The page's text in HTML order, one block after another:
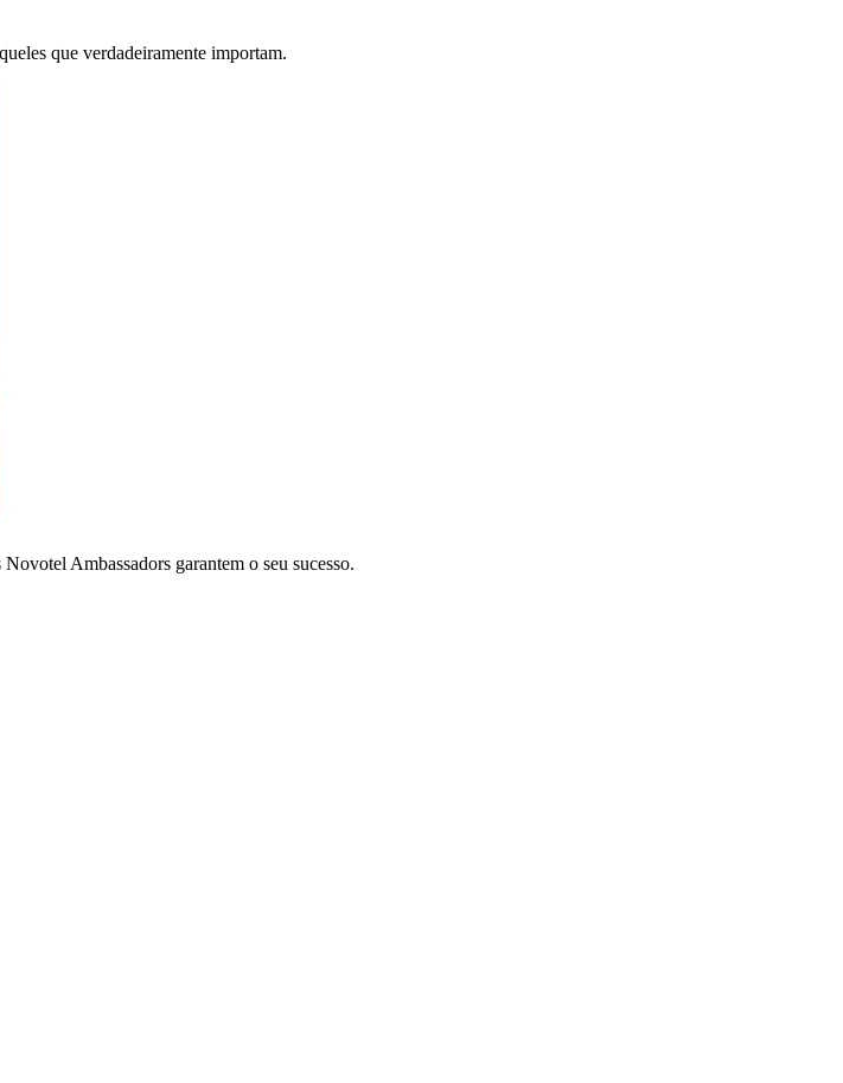
que verdadeiramente importam.
Ambassadors garantem o seu sucesso.